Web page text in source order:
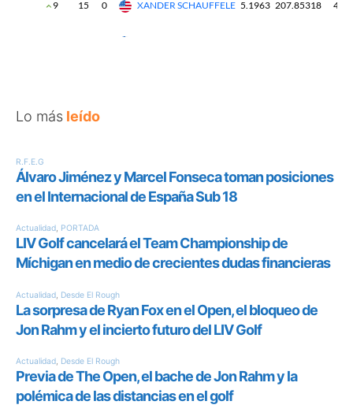
Lo más leído